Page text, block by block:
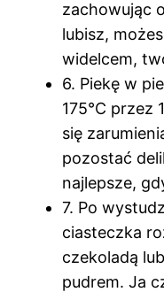
zachowując
lubisz,
widelcem,
6. Piekę w
175°C przez
się
pozostać
najlepsze,
7. Po
ciasteczka
czekoladą
pudrem. Ja